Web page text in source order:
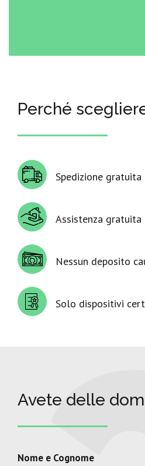
Perché
Spedizione gratuita
Assistenza gratuita
Nessun deposito
Solo dispositivi
Avete delle
Nome e Cognome